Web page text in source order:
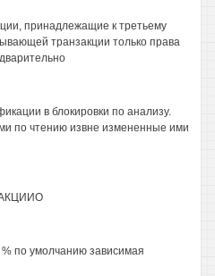
принадлежащие к третьему
транзакции только права
в блокировки по анализу.
по чтению извне измененные ими
по умолчанию зависимая